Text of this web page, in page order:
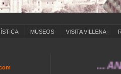
MUSEOS VISITA VILLENA
... ANÍMATE